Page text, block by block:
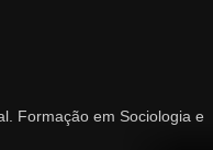
Formação em Sociologia e